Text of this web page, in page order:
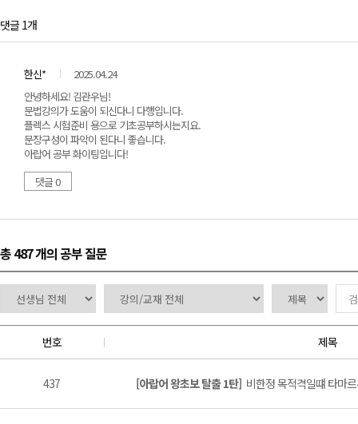
댓글 1개
한신*
2025.04.24
안녕하세요! 김관우님!
문법강의가 도움이 되신다니 다행입니다.
플렉스 시험준비 용으로 기초공부하시는지요.
문장구성이 파악이 된다니 좋습니다.
아랍어 공부 화이팅입니다!
댓글 0
총 487 개의 공부 질문
번호 제목
437 [아랍어 왕초보 탈출 1탄] 비한정 목적격일떄 타마